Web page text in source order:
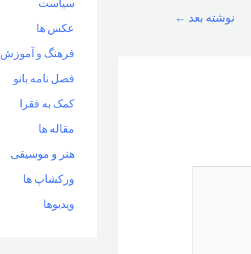
نوشته بعد ←
سیاست
عکس ها
فرهنگ و آموزش
فصل نامه بانو
کمک به فقرا
مقاله ها
هنر و موسیقی
ورکشاپ ها
ویدیوها